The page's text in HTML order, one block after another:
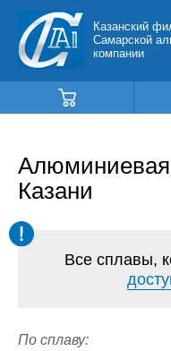
Казанский
Самарской
компании
Казани
Все сплавы,
По сплаву: